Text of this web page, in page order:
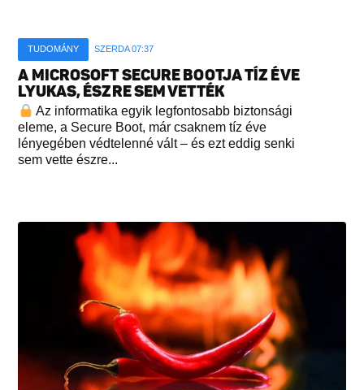
TUDOMÁNY SZERDA 07:37
A MICROSOFT SECURE BOOTJA TÍZ ÉVE
LYUKAS, ÉSZRE SEM VETTÉK
Az informatika egyik legfontosabb biztonsági
eleme, a Secure Boot, már csaknem tíz éve
lényegében védtelenné vált – és ezt eddig senki
sem vette észre...